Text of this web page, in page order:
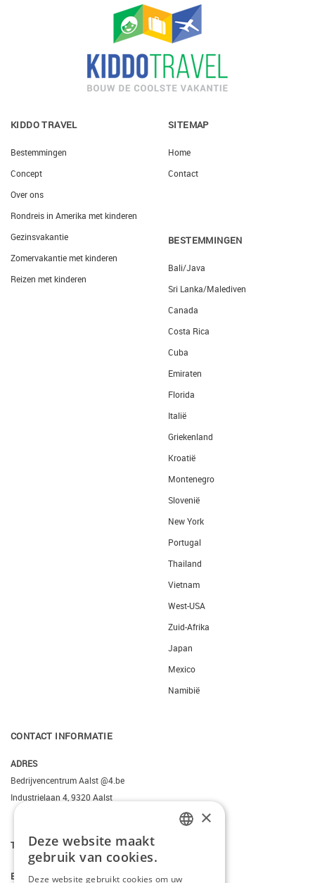
KIDDO TRAVEL
Bestemmingen
Concept
Over ons
Rondreis in Amerika met kinderen
Gezinsvakantie
Zomervakantie met kinderen
Reizen met kinderen
SITEMAP
Home
Contact
BESTEMMINGEN
Bali/Java
Sri Lanka/Malediven
Canada
Costa Rica
Cuba
Emiraten
Florida
Italië
Griekenland
Kroatië
Montenegro
Slovenië
New York
Portugal
Thailand
Vietnam
West-USA
Zuid-Afrika
Japan
Mexico
Namibië
CONTACT INFORMATIE
ADRES
Bedrijvencentrum Aalst @4.be
Industrielaan 4, 9320 Aalst
T. +3223095206
E. info@kiddotravel.be
×
Deze website maakt
gebruik van cookies.
Deze website gebruikt cookies om uw